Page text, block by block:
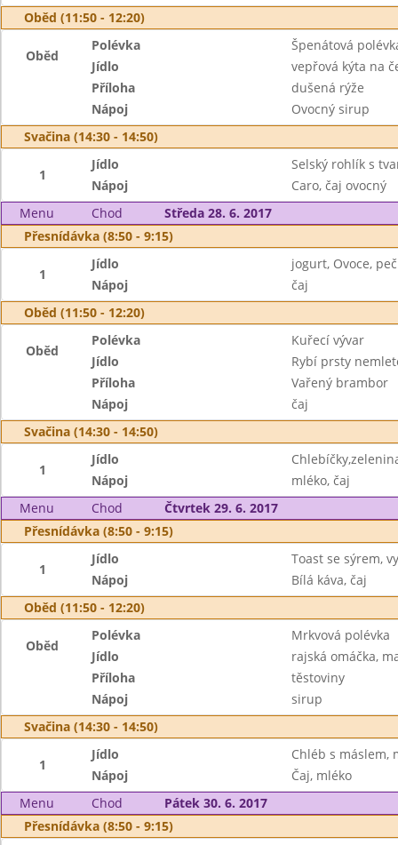
Oběd (11:50 - 12:20)
Oběd
Polévka
Špenátová
Jídlo
vepřová kýta na
Příloha
dušená rýže
Nápoj
Ovocný sirup
Svačina (14:30 - 14:50)
1
Jídlo
Selský rohlík s
Nápoj
Caro, čaj ovocný
Menu
Chod
Středa 28. 6. 2017
Přesnídávka (8:50 - 9:15)
1
Jídlo
jogurt, Ovoce,
Nápoj
čaj
Oběd (11:50 - 12:20)
Oběd
Polévka
Kuřecí vývar
Jídlo
Rybí prsty
Příloha
Vařený brambor
Nápoj
čaj
Svačina (14:30 - 14:50)
1
Jídlo
Nápoj
mléko, čaj
Menu
Chod
Čtvrtek 29. 6. 2017
Přesnídávka (8:50 - 9:15)
1
Jídlo
Toast se sýrem,
Nápoj
Bílá káva, čaj
Oběd (11:50 - 12:20)
Oběd
Polévka
Mrkvová polévka
Jídlo
rajská omáčka,
Příloha
těstoviny
Nápoj
sirup
Svačina (14:30 - 14:50)
1
Jídlo
Chléb s máslem,
Nápoj
Čaj, mléko
Menu
Chod
Pátek 30. 6. 2017
Přesnídávka (8:50 - 9:15)